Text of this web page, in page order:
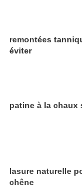
remontées
éviter
patine à la chaux
lasure naturelle
chêne